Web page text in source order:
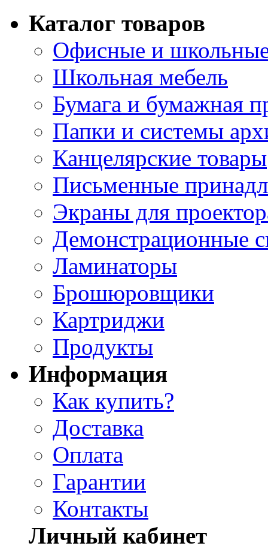
Каталог товаров
Офисные и
Школьная мебель
Бумага и бумажная
Папки и системы
Канцелярские товары
Письменные
Экраны для
Демонстрационные
Ламинаторы
Брошюровщики
Картриджи
Продукты
Информация
Как купить?
Доставка
Оплата
Гарантии
Контакты
Личный кабинет